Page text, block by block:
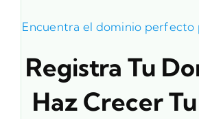
Encuentra el dominio perfecto
Registra Tu
Haz Crecer